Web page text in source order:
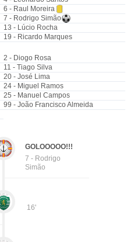
6 - Raul Moreira
7 - Rodrigo Simão
13 - Lúcio Rocha
19 - Ricardo Marques
2 - Diogo Rosa
11 - Tiago Silva
20 - José Lima
24 - Miguel Ramos
25 - Manuel Campos
99 - João Francisco Almeida
GOLOOOOO!!!
7 - Rodrigo
Simão
16'